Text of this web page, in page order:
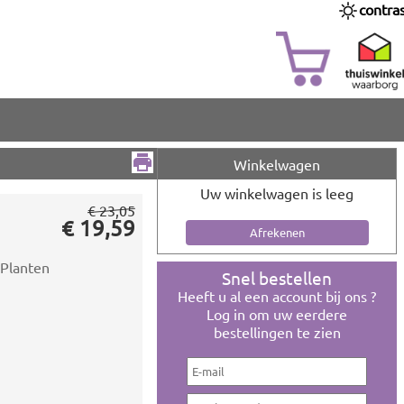
€ 23,05
€ 19,59
Winkelwagen
Uw winkelwagen is leeg
Snel bestellen
Heeft u al een account bij ons ?
Log in om uw eerdere
bestellingen te zien